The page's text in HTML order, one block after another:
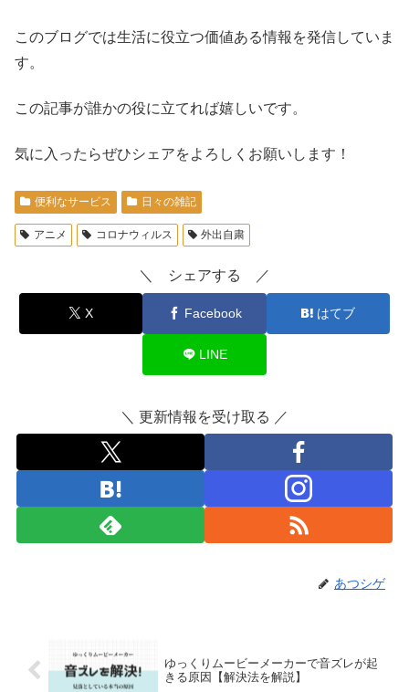
このブログでは生活に役立つ価値ある情報を発信していま
す。
この記事が誰かの役に立てれば嬉しいです。
気に入ったらぜひシェアをよろしくお願いします！
便利なサービス 日々の雑記
アニメ コロナウィルス 外出自粛
＼ シェアする ／
X Facebook はてブ
LINE
＼ 更新情報を受け取る ／
あつシゲ
ゆっくりムービーメーカーで音ズレが起
きる原因【解決法を解説】